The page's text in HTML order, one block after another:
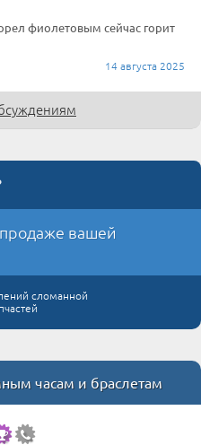
фиолетовым сейчас горит
14 августа 2025
вашей
сломанной
часам и браслетам